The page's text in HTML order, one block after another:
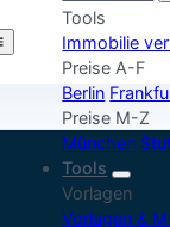
Tools
Immobilie
Preise A-F
Berlin
Preise M-Z
München
Tools
Vorlagen
Vorlagen &